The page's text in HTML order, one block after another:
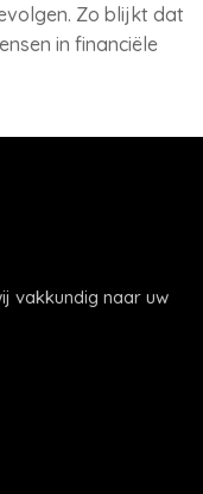
Zo blijkt dat
in financiële
vakkundig naar uw